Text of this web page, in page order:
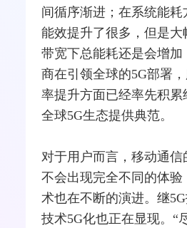
间循序渐进；在系统能耗
能效提升了很多，但是大
带宽下总能耗还是会增
商在引领全球的5G部署
率提升方面已经率先积累
全球5G生态提供典范。
对于用户而言，移动通
不会出现完全不同的体验
术也在不断的演进。继
技术5G化也正在显现。“